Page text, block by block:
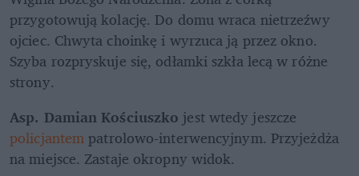
przygotowują kolację. Do domu wraca nietrzeźwy
ojciec. Chwyta choinkę i wyrzuca ją przez okno.
Szyba rozpryskuje się, odłamki szkła lecą w różne
strony.
Asp. Damian Kościuszko
policjantem patrolowo-interwencyjnym. Przyjeżdża
na miejsce. Zastaje okropny widok.